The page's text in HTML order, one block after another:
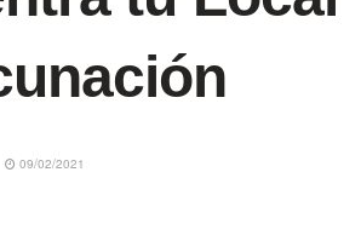
09/02/2021